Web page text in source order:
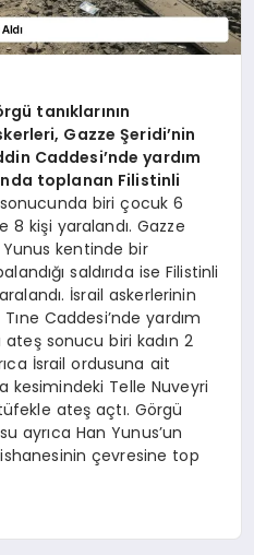
tanıklarının
Gazze Şeridi’nin
Caddesi’nde yardım
toplanan Filistinli
sonucunda biri çocuk 6
8 kişi yaralandı. Gazze
Yunus kentinde bir
saldırıda ise Filistinli
İsrail askerlerinin
Caddesi’nde yardım
ateş sonucu biri kadın 2
İsrail ordusuna ait
kesimindeki Telle Nuveyri
ateş açtı. Görgü
ayrıca Han Yunus’un
çevresine top